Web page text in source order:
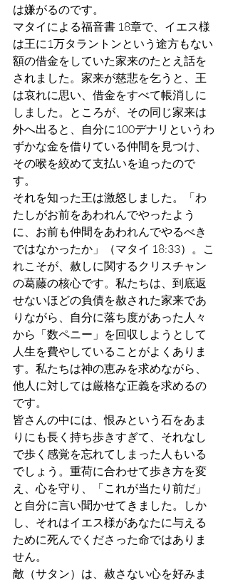
は嫌がるのです。
マタイによる福音書 18章で、イエス様
は王に1万タラントンという途方もない
額の借金をしていた家来のたとえ話を
されました。家来が慈悲を乞うと、王
は哀れに思い、借金をすべて帳消しに
しました。ところが、その同じ家来は
外へ出ると、自分に100デナリというわ
ずかな金を借りている仲間を見つけ、
その喉を絞めて支払いを迫ったので
す。
それを知った王は激怒しました。「わ
たしがお前をあわれんでやったよう
に、お前も仲間をあわれんでやるべき
ではなかったか」（マタイ 18:33）。こ
れこそが、赦しに関するクリスチャン
の葛藤の核心です。私たちは、到底返
せないほどの負債を赦された家来であ
りながら、自分に落ち度があった人々
から「数ペニー」を回収しようとして
人生を費やしていることがよくありま
す。私たちは神の恵みを求めながら、
他人に対しては厳格な正義を求めるの
です。
皆さんの中には、恨みという石をあま
りにも長く持ち歩きすぎて、それなし
で歩く感覚を忘れてしまった人もいる
でしょう。重荷に合わせて歩き方を変
え、心を守り、「これが当たり前だ」
と自分に言い聞かせてきました。しか
し、それはイエス様があなたに与える
ために死んでくださった命ではありま
せん。
敵（サタン）は、赦さない心を好みま